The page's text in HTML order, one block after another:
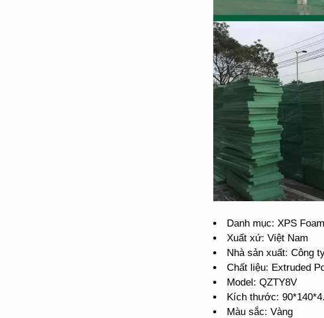
Danh mục: XPS
Xuất xứ: Việt Nam
Nhà sản xuất: Công
Chất liệu: Extruded
Model: QZTY8V
Kích thước:
Màu sắc: Vàng